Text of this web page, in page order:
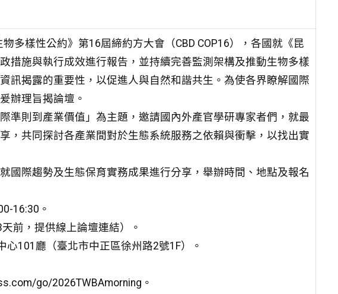
多樣性公約》第16屆締約方大會（CBD COP16），各國就《昆
措施與執行成效進行報告，並持續完善監測架構及推動生物多樣
訊揭露的重要性，以促進人與自然和諧共生。為使各界瞭解國際
辦理旨揭論壇。
準則到產業價值」為主題，邀請國內外產官學研專家者們，就最
，共同探討各產業間對於生態系統服務之依賴與衝擊，以找出實
國際趨勢及生態保育實務成果進行分享，舉辦時間、地點及報名
16:30。
前，提供線上論壇連結）。
101廳（臺北市中正區徐州路2號1F）。
go/2026TWBAmorning。